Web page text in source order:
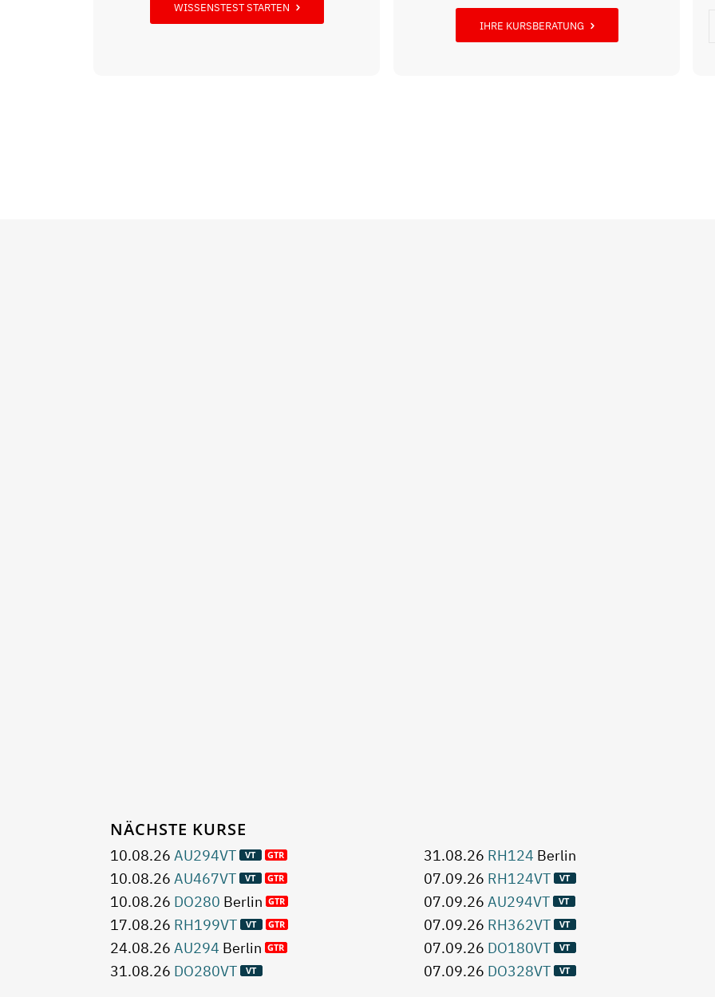
WISSENSTEST STARTEN
IHRE KURSBERATUNG
NÄCHSTE KURSE
10.08.26 AU294VT
10.08.26 AU467VT
10.08.26 DO280 Berlin
17.08.26 RH199VT
24.08.26 AU294 Berlin
31.08.26 DO280VT
31.08.26 RH124 Berlin
07.09.26 RH124VT
07.09.26 AU294VT
07.09.26 RH362VT
07.09.26 DO180VT
07.09.26 DO328VT